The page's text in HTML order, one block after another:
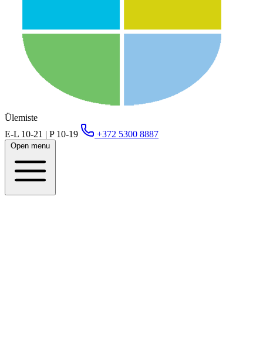
Ülemiste
E-L 10-21 | P 10-19
+372 5300 8887
Open menu